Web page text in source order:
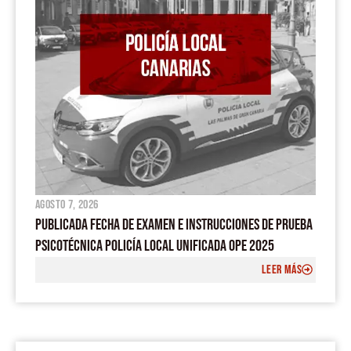
agosto 7, 2026
PUBLICADA FECHA DE EXAMEN E INSTRUCCIONES DE PRUEBA
PSICOTÉCNICA POLICÍA LOCAL UNIFICADA OPE 2025
LEER MÁS